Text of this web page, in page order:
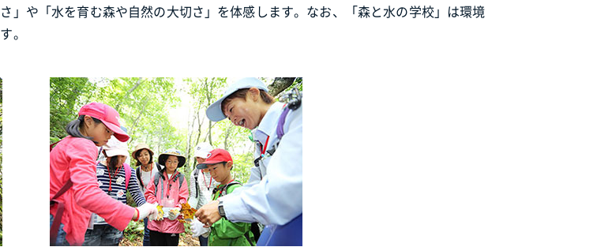
や「水を育む森や自然の大切さ」を体感します。なお、「森と水の学校」は環境
。